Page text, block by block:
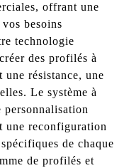
offrant une
besoins
technologie
des profilés à
résistance, une
Le système à
une reconfiguration
de chaque
de profilés et